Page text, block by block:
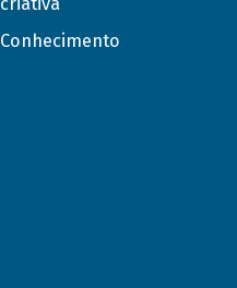
Conhecimento